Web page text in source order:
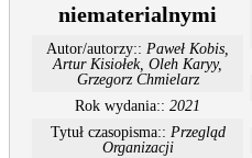
niematerialnymi
Autor/autorzy:: Paweł Kobis,
Artur Kisiołek, Oleh Karyy,
Grzegorz Chmielarz
Rok wydania:: 2021
Tytuł czasopisma:: Przegląd
Organizacji